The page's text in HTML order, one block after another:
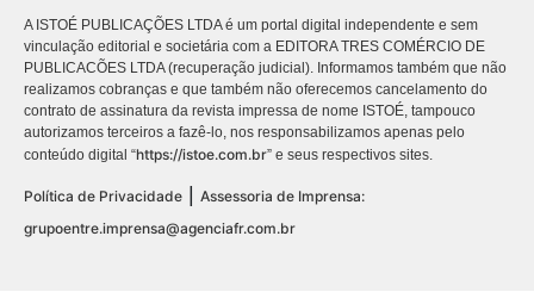
A ISTOÉ PUBLICAÇÕES LTDA é um portal digital independente e sem
vinculação editorial e societária com a EDITORA TRES COMÉRCIO DE
PUBLICACÕES LTDA (recuperação judicial). Informamos também que não
realizamos cobranças e que também não oferecemos cancelamento do
contrato de assinatura da revista impressa de nome ISTOÉ, tampouco
autorizamos terceiros a fazê-lo, nos responsabilizamos apenas pelo
conteúdo digital “https://istoe.com.br” e seus respectivos sites.
Política de Privacidade
Assessoria de Imprensa:
grupoentre.imprensa@agenciafr.com.br